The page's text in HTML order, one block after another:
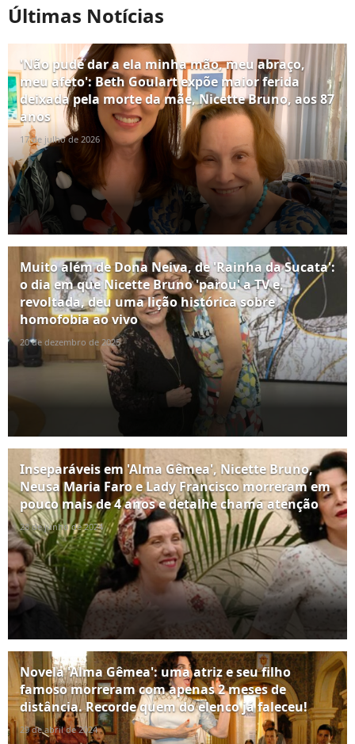
Últimas Notícias
'Não pude dar a ela minha mão, meu abraço,
meu afeto': Beth Goulart expõe maior ferida
deixada pela morte da mãe, Nicette Bruno, aos 87
anos
17 de julho de 2026
Muito além de Dona Neiva, de 'Rainha da Sucata':
o dia em que Nicette Bruno 'parou' a TV e,
revoltada, deu uma lição histórica sobre
homofobia ao vivo
20 de dezembro de 2025
Inseparáveis em 'Alma Gêmea', Nicette Bruno,
Neusa Maria Faro e Lady Francisco morreram em
pouco mais de 4 anos e detalhe chama atenção
28 de junho de 2024
Novela 'Alma Gêmea': uma atriz e seu filho
famoso morreram com apenas 2 meses de
distância. Recorde quem do elenco já faleceu!
29 de abril de 2024